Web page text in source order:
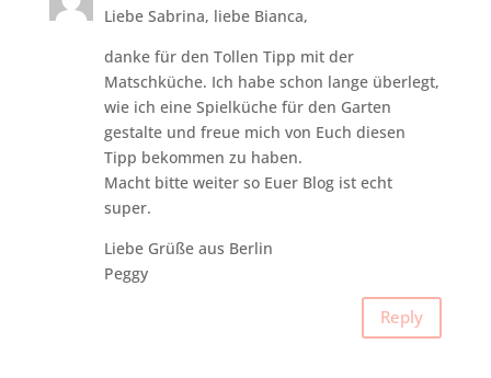
Liebe Sabrina, liebe Bianca,
danke für den Tollen Tipp mit der
Matschküche. Ich habe schon lange überlegt,
wie ich eine Spielküche für den Garten
gestalte und freue mich von Euch diesen
Tipp bekommen zu haben.
Macht bitte weiter so Euer Blog ist echt
super.
Liebe Grüße aus Berlin
Peggy
Reply